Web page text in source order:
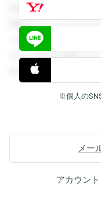
録すると回答を閲覧
閲覧することができ
できます。登録する
すると回答を閲覧す
覧することができます。
※個人の
メー
アカウン